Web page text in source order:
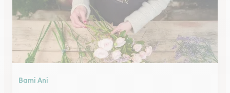
Bami Ani